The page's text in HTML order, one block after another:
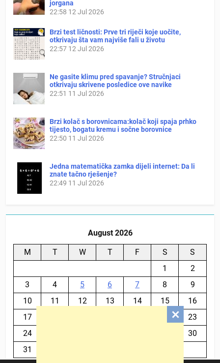
jorgana
22:58 12 Jul 2026
Brzi test ličnosti: Prve tri riječi koje uočite,
otkrivaju šta vam najviše fali u životu
22:57 12 Jul 2026
Ne gasite klimu pred spavanje? Stručnjaci
otkrivaju skrivene posledice ove navike
22:51 11 Jul 2026
Brzi kolač s borovnicama:kolač koji spaja prhko
tijesto, bogatu kremu i sočne borovnice
22:50 11 Jul 2026
Jedna matematička zamka dijeli internet: Da li
znate tačno rješenje?
22:49 11 Jul 2026
August 2026
M T W T F S
S
1
2
3
4 5 6 7 8
9
10
11 12 13 14 15
16
17
23
24
30
31